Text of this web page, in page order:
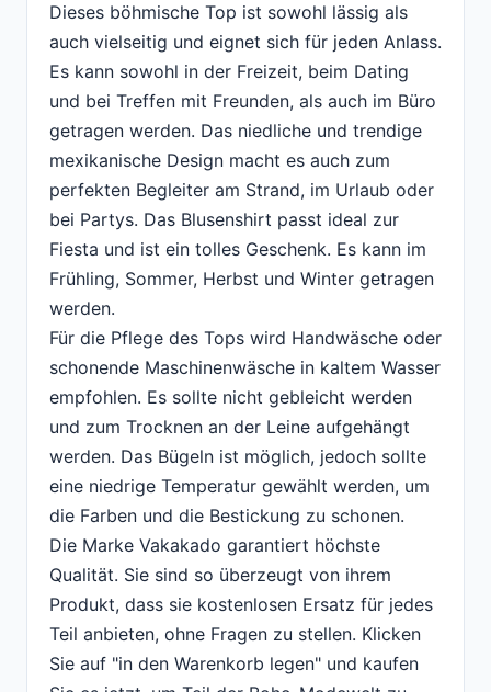
Dieses böhmische Top ist sowohl lässig als
auch vielseitig und eignet sich für jeden Anlass.
Es kann sowohl in der Freizeit, beim Dating
und bei Treffen mit Freunden, als auch im Büro
getragen werden. Das niedliche und trendige
mexikanische Design macht es auch zum
perfekten Begleiter am Strand, im Urlaub oder
bei Partys. Das Blusenshirt passt ideal zur
Fiesta und ist ein tolles Geschenk. Es kann im
Frühling, Sommer, Herbst und Winter getragen
werden.
Für die Pflege des Tops wird Handwäsche oder
schonende Maschinenwäsche in kaltem Wasser
empfohlen. Es sollte nicht gebleicht werden
und zum Trocknen an der Leine aufgehängt
werden. Das Bügeln ist möglich, jedoch sollte
eine niedrige Temperatur gewählt werden, um
die Farben und die Bestickung zu schonen.
Die Marke Vakakado garantiert höchste
Qualität. Sie sind so überzeugt von ihrem
Produkt, dass sie kostenlosen Ersatz für jedes
Teil anbieten, ohne Fragen zu stellen. Klicken
Sie auf "in den Warenkorb legen" und kaufen